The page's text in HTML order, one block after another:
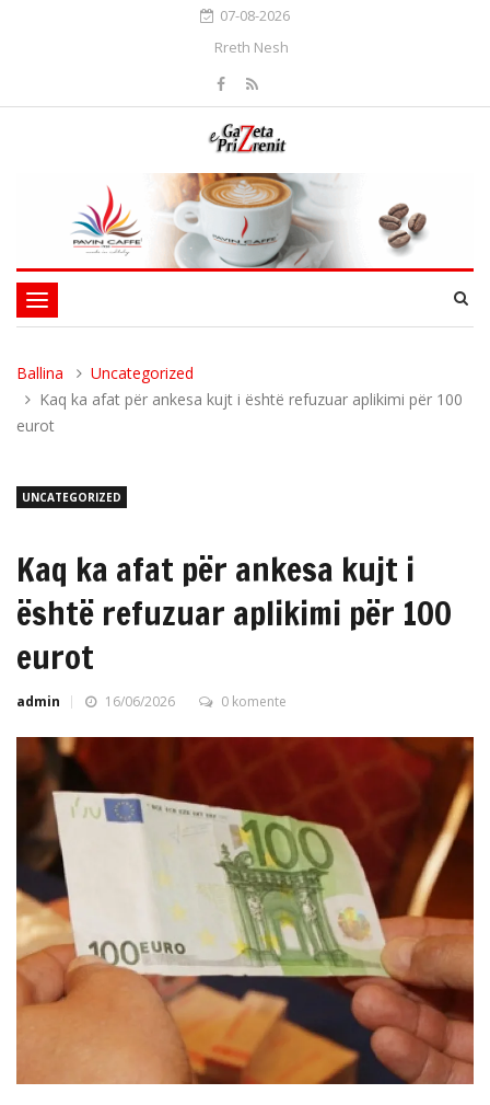
07-08-2026
Rreth Nesh
Toggle
navigation
Ballina
Uncategorized
Kaq ka afat për ankesa kujt i është refuzuar aplikimi për 100
eurot
UNCATEGORIZED
Kaq ka afat për ankesa kujt i
është refuzuar aplikimi për 100
eurot
admin 16/06/2026 0 komente